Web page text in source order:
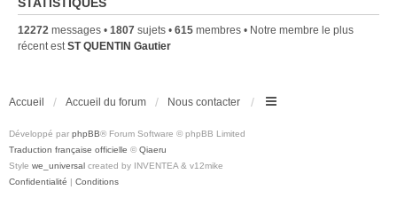
12272 messages • 1807 sujets • 615 membres • Notre membre le plus
récent est ST QUENTIN Gautier
Accueil Accueil du forum Nous contacter
Développé par phpBB® Forum Software © phpBB Limited
Traduction française officielle © Qiaeru
Style we_universal created by INVENTEA & v12mike
Confidentialité | Conditions